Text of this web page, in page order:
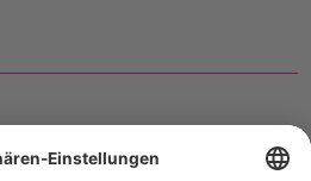
Deutschlands. Befindet sich ein Warenwert